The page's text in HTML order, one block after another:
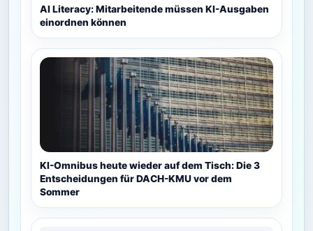
AI Literacy: Mitarbeitende müssen KI-Ausgaben
einordnen können
KI-Omnibus heute wieder auf dem Tisch: Die 3
Entscheidungen für DACH-KMU vor dem
Sommer